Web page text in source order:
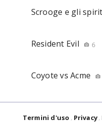
Scrooge e gli
Resident Evil 6
Coyote vs Acme
Termini d'uso Privacy